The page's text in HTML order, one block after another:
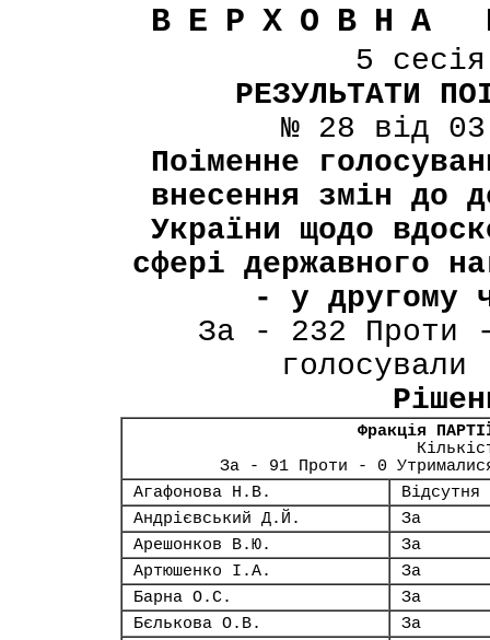
ВЕРХОВНА
5
РЕЗУЛЬТАТИ
№ 28 від
Поіменне
внесення змін до
України щодо
сфері державного
- у другому
За - 232 Проти
Фракція
За - 91 Проти - 0
Агафонова Н.В.
Відсутня
Андрієвський Д.Й.
За
Арешонков В.Ю.
За
Артюшенко І.А.
За
Барна О.С.
За
Бєлькова О.В.
За